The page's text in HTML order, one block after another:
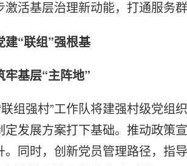
激活基层治理新动能，打通服务群
建“联组”强根基
牢基层“主阵地”
联组强村”工作队将建强村级党组
定发展方案打下基础。推动政策
。同时，创新党员管理路径，指